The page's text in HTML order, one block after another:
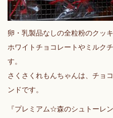
卵・乳製品なしの全粒粉のクッ
ホワイトチョコレートやミルク
す。
さくさくれもんちゃんは、チョ
ンドです。
『プレミアム☆森のシュトーレン